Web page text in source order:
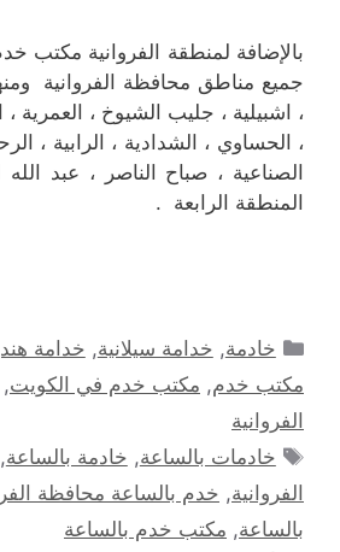
بالإضافة لمنطقة الفروانية مكتب
جميع مناطق محافظة الفروانية
، اشبيلية ، جليب الشيوخ ، العمرية
، الحساوي ، الشدادية ، الرابية ،
الصناعية ، صباح الناصر ، عبد
المنطقة الرابعة .
التصنيفات
خادمة, خدامة سيلانية, خدامة
مكتب خدم, مكتب خدم في الكويت,
الفروانية
الوسوم
خادمات بالساعة, خادمة بالساعة,
الفروانية, خدم بالساعة محافظة
بالساعة, مكتب خدم بالساعة